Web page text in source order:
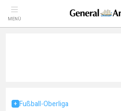
MENÜ
Fußball-Oberliga